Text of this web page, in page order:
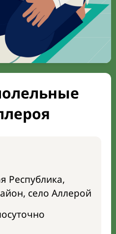
Республика,
село Аллерой